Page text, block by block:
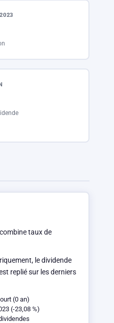
taux de
le dividende
replié sur les derniers
(0 an)
(-23,08 %)